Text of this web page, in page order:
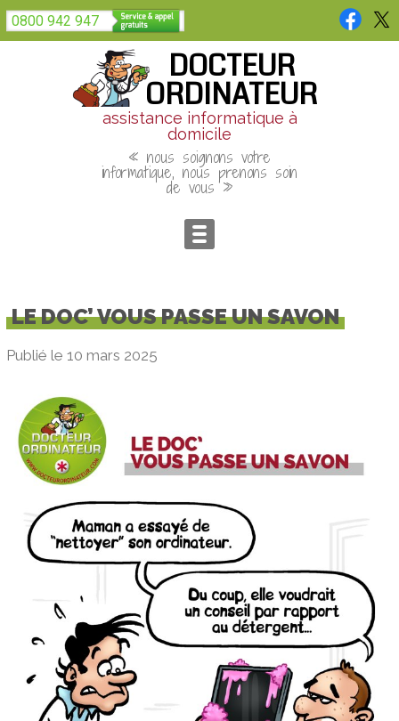
0800 942 947
DOCTEUR
ORDINATEUR
assistance informatique à
domicile
« nous soignons votre
informatique, nous prenons soin
de vous »
LE DOC’ VOUS PASSE UN SAVON
Publié le 10 mars 2025
Panneau de gestion des cookies